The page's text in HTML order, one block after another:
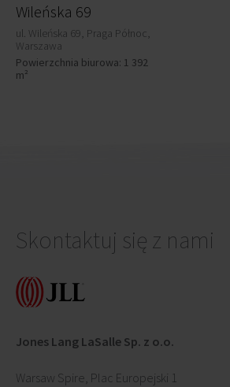
Wileńska 69
ul. Wileńska 69, Praga Północ,
Warszawa
Powierzchnia biurowa: 1 392
m²
Skontaktuj się z nami
Jones Lang LaSalle Sp. z o.o.
Warsaw Spire, Plac Europejski 1